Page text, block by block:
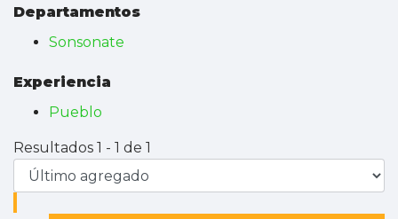
Departamentos
Sonsonate
Experiencia
Pueblo
Resultados 1 - 1 de 1